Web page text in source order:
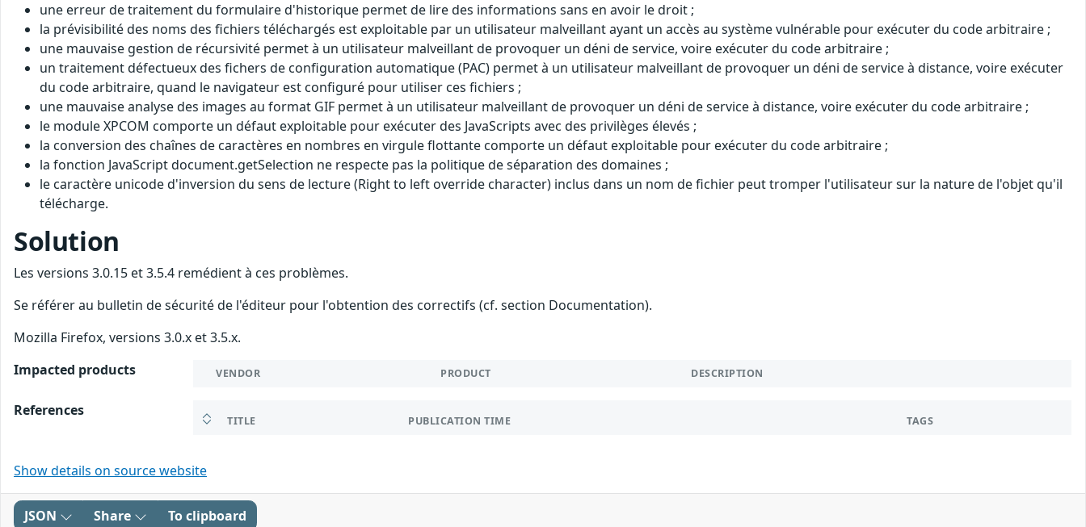
une erreur de traitement du formulaire d'historique permet de lire des informations sans en avoir le droit ;
la prévisibilité des noms des fichiers téléchargés est exploitable par un utilisateur malveillant ayant un accès au système vulnérable pour exécuter du code arbitraire ;
une mauvaise gestion de récursivité permet à un utilisateur malveillant de provoquer un déni de service, voire exécuter du code arbitraire ;
un traitement défectueux des fichers de configuration automatique (PAC) permet à un utilisateur malveillant de provoquer un déni de service à distance, voire exécuter
du code arbitraire, quand le navigateur est configuré pour utiliser ces fichiers ;
une mauvaise analyse des images au format GIF permet à un utilisateur malveillant de provoquer un déni de service à distance, voire exécuter du code arbitraire ;
le module XPCOM comporte un défaut exploitable pour exécuter des JavaScripts avec des privilèges élevés ;
la conversion des chaînes de caractères en nombres en virgule flottante comporte un défaut exploitable pour exécuter du code arbitraire ;
la fonction JavaScript document.getSelection ne respecte pas la politique de séparation des domaines ;
le caractère unicode d'inversion du sens de lecture (Right to left override character) inclus dans un nom de fichier peut tromper l'utilisateur sur la nature de l'objet qu'il
télécharge.
Solution
Les versions 3.0.15 et 3.5.4 remédient à ces problèmes.
Se référer au bulletin de sécurité de l'éditeur pour l'obtention des correctifs (cf. section Documentation).
Mozilla Firefox, versions 3.0.x et 3.5.x.
Impacted products
VENDOR PRODUCT DESCRIPTION
References
TITLE PUBLICATION TIME TAGS
Show details on source website
JSON Share To clipboard